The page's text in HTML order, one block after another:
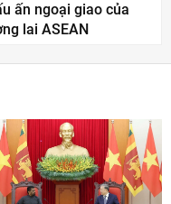
ấn ngoại giao của
lai ASEAN